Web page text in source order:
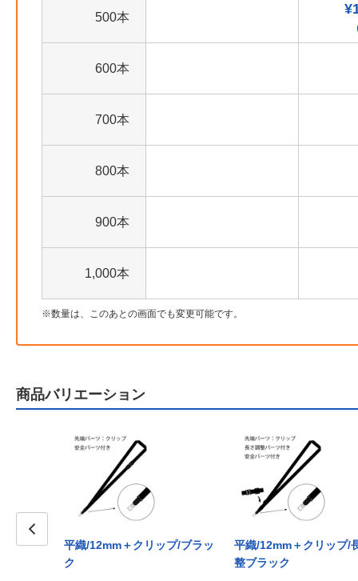
500本
600本
700本
800本
900本
1,000本
数量は、このあとの画面でも変更可能です。
商品バリエーション
平織/12mm＋クリップ/ブラッ
ク
平織/12mm＋クリップ/
整ブラック